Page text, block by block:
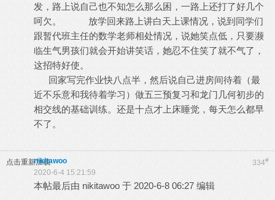
发，路上说自己也不知怎么那么困，一路上还打了好几个
呵欠。 放学回来路上讲白天上课情况，说到同学们
跟暂代班主任的数学老师相处情况，说她笑点低，只要濒
临生气男孩们就会开始讲笑话，她忍不住笑了就不气了，
这招特好使。
回家写完作业快八点半，然后说自己进房间待着（最
近不乐意和我待着学习）做五三预复习和龙门几何初步的
相交线的基础训练。还是十点才上床睡觉，每天怎么都早
不了。
点击重新加载 334#
nikitawoo
2020-6-4 15:21:59
本帖最后由 nikitawoo 于 2020-6-8 06:27 编辑